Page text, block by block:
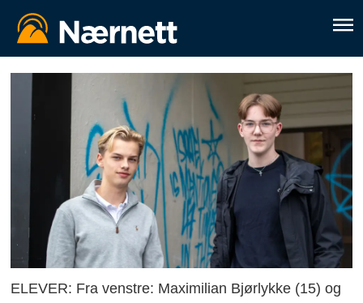
ELEVER: Fra venstre: Maximilian Bjørlykke (15) og